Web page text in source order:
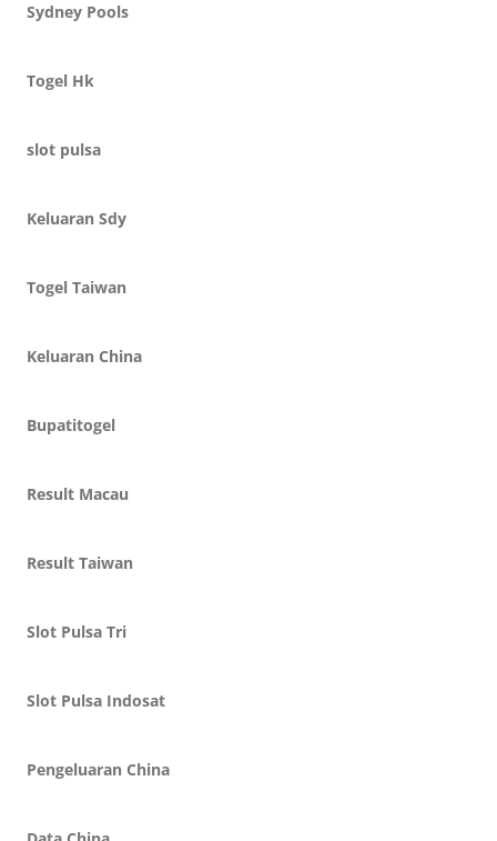
Sydney Pools
Togel Hk
slot pulsa
Keluaran Sdy
Togel Taiwan
Keluaran China
Bupatitogel
Result Macau
Result Taiwan
Slot Pulsa Tri
Slot Pulsa Indosat
Pengeluaran China